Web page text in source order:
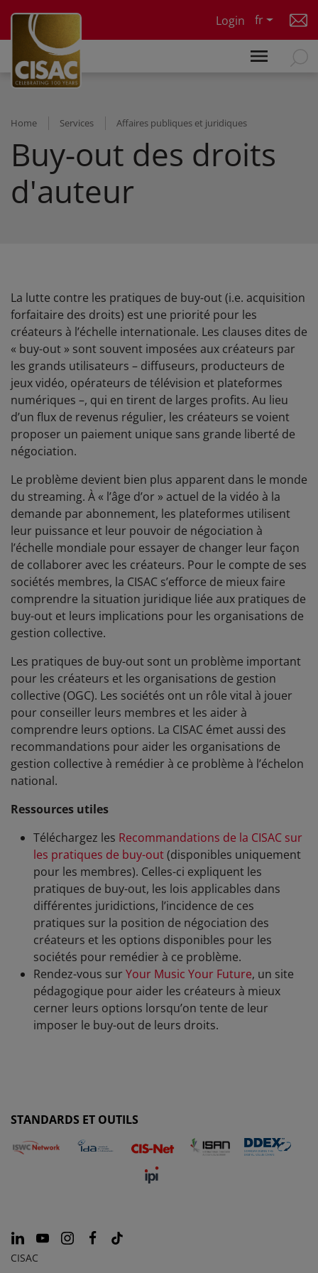
Login
fr
Home Services Affaires publiques et juridiques
Buy-out des droits
d'auteur
La lutte contre les pratiques de buy-out (i.e. acquisition
forfaitaire des droits) est une priorité pour les
créateurs à l’échelle internationale. Les clauses dites de
« buy-out » sont souvent imposées aux créateurs par
les grands utilisateurs – diffuseurs, producteurs de
jeux vidéo, opérateurs de télévision et plateformes
numériques –, qui en tirent de larges profits. Au lieu
d’un flux de revenus régulier, les créateurs se voient
proposer un paiement unique sans grande liberté de
négociation.
Le problème devient bien plus apparent dans le monde
du streaming. À « l’âge d’or » actuel de la vidéo à la
demande par abonnement, les plateformes utilisent
leur puissance et leur pouvoir de négociation à
l’échelle mondiale pour essayer de changer leur façon
de collaborer avec les créateurs. Pour le compte de ses
sociétés membres, la CISAC s’efforce de mieux faire
comprendre la situation juridique liée aux pratiques de
buy-out et leurs implications pour les organisations de
gestion collective.
Les pratiques de buy-out sont un problème important
pour les créateurs et les organisations de gestion
collective (OGC). Les sociétés ont un rôle vital à jouer
pour conseiller leurs membres et les aider à
comprendre leurs options. La CISAC émet aussi des
recommandations pour aider les organisations de
gestion collective à remédier à ce problème à l’échelon
national.
Ressources utiles
Téléchargez les Recommandations de la CISAC sur
les pratiques de buy-out(disponibles uniquement
pour les membres). Celles-ci expliquent les
pratiques de buy-out, les lois applicables dans
différentes juridictions, l’incidence de ces
pratiques sur la position de négociation des
créateurs et les options disponibles pour les
sociétés pour remédier à ce problème.
Rendez-vous surYour Music Your Future, un site
pédagogique pour aider les créateurs à mieux
cerner leurs options lorsqu’on tente de leur
imposer le buy-out de leurs droits.
STANDARDS ET OUTILS
CISAC